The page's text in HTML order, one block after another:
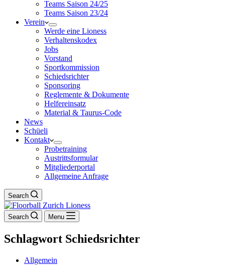
Teams Saison 24/25
Teams Saison 23/24
Verein
Werde eine Lioness
Verhaltenskodex
Jobs
Vorstand
Sportkommission
Schiedsrichter
Sponsoring
Reglemente & Dokumente
Helfereinsatz
Material & Taurus-Code
News
Schüeli
Kontakt
Probetraining
Austrittsformular
Mitgliederportal
Allgemeine Anfrage
Search
Search Menu
Schlagwort Schiedsrichter
Allgemein